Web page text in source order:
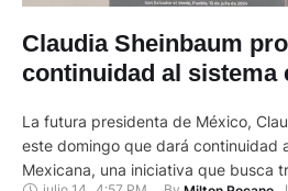
Claudia Sheinbaum
continuidad al sistema
La futura presidenta de México,
este domingo que dará continuidad
Mexicana, una iniciativa que busca